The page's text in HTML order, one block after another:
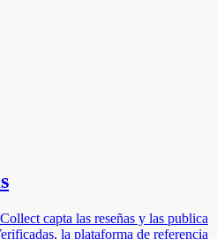
capta las reseñas y las publica
la plataforma de referencia